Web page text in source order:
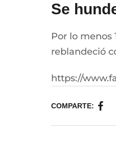
Se
Por lo menos
reblandeció
https://
COMPARTE: